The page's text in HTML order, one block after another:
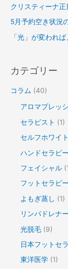
クリスティーナ
5月予約空き状況
「光」が変われ
カテゴリー
コラム (40)
アロマプレッ
セラピスト (1)
セルフホワイ
ハンドセラピー
フェイシャル
フットセラピー
よもぎ蒸し (1)
リンパドレナ
光脱毛 (9)
日本フットセ
東洋医学 (1)